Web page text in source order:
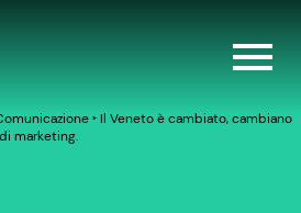
‣ Il Veneto è cambiato, cambiano
marketing.